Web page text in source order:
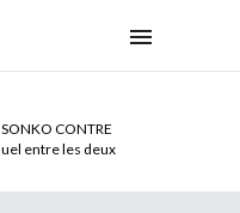
DES ADF EN RDC :
au Congo